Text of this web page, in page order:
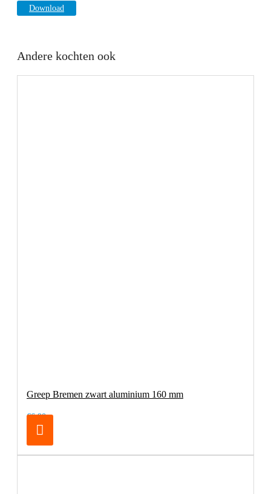
Download
Andere kochten ook
Greep Bremen zwart aluminium 160 mm
€6,90